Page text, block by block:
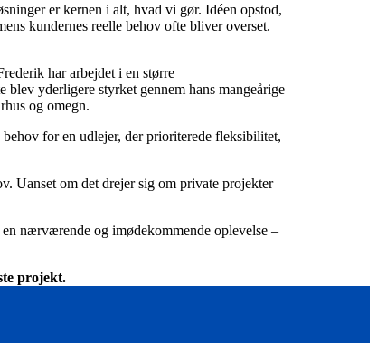
er kernen i alt, hvad vi gør. Idéen opstod,
kundernes reelle behov ofte bliver overset.
har arbejdet i en større
yderligere styrket gennem hans mangeårige
og omegn.
for en udlejer, der prioriterede fleksibilitet,
Uanset om det drejer sig om private projekter
nærværende og imødekommende oplevelse –
projekt.